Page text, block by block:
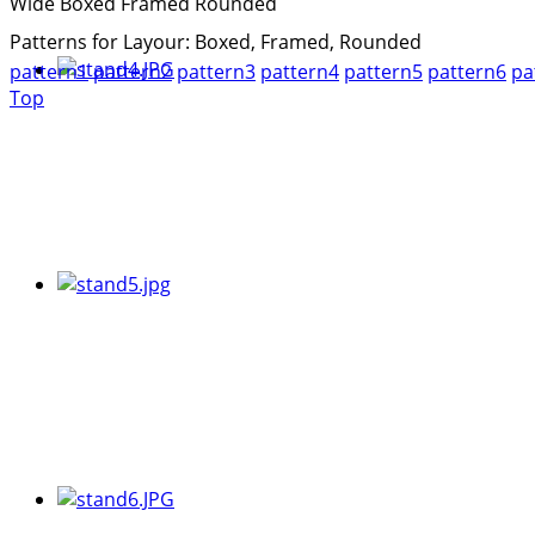
Patterns for Layour: Boxed, Framed, Rounded
pattern1pattern2 pattern3 pattern4 pattern5 pattern6
Top